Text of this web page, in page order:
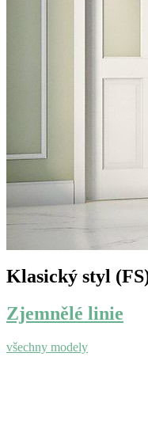
Klasický styl
Zjemnělé linie
všechny modely